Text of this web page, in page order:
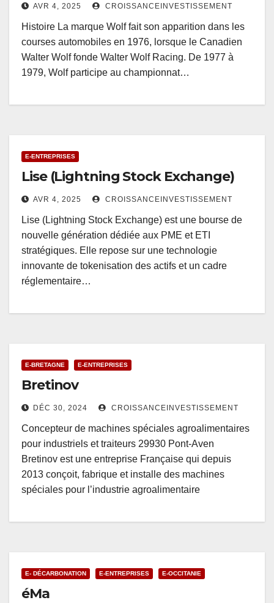
AVR 4, 2025 CROISSANCEINVESTISSEMENT
Histoire La marque Wolf fait son apparition dans les
courses automobiles en 1976, lorsque le Canadien
Walter Wolf fonde Walter Wolf Racing. De 1977 à
1979, Wolf participe au championnat…
E-ENTREPRISES
Lise (Lightning Stock Exchange)
AVR 4, 2025 CROISSANCEINVESTISSEMENT
Lise (Lightning Stock Exchange) est une bourse de
nouvelle génération dédiée aux PME et ETI
stratégiques. Elle repose sur une technologie
innovante de tokenisation des actifs et un cadre
réglementaire…
E-BRETAGNE E-ENTREPRISES
Bretinov
DÉC 30, 2024 CROISSANCEINVESTISSEMENT
Concepteur de machines spéciales agroalimentaires
pour industriels et traiteurs 29930 Pont-Aven
Bretinov est une entreprise Française qui depuis
2013 conçoit, fabrique et installe des machines
spéciales pour l’industrie agroalimentaire
E- DÉCARBONATION E-ENTREPRISES E-OCCITANIE
éMa